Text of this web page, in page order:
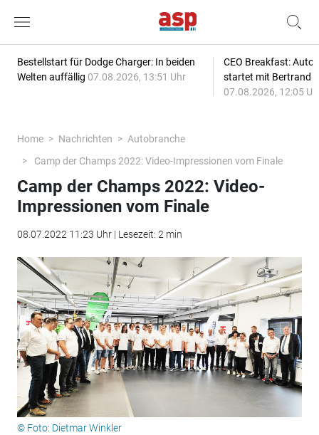
Bestellstart für Dodge Charger: In beiden
Welten auffällig 07.08.2026, 13:51 Uhr
CEO Breakfast:
startet mit Bertrand
07.08.2026, 12:05
Home Nachrichten
Autobranche
Camp der Champs 2022: Video-Impressionen vom Finale
Camp der Champs 2022: Video-
Impressionen vom Finale
08.07.2022 11:23 Uhr | Lesezeit: 2 min
© Foto: Dietmar Winkler